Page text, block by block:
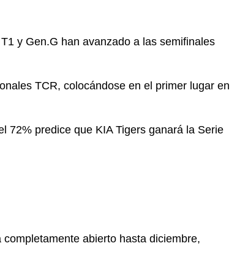
y Gen.G han avanzado a las semifinales
TCR, colocándose en el primer lugar en
72% predice que KIA Tigers ganará la Serie
abierto hasta diciembre,